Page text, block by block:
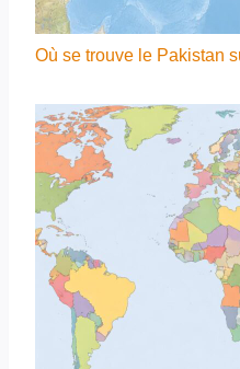
Où se trouve le Pakistan